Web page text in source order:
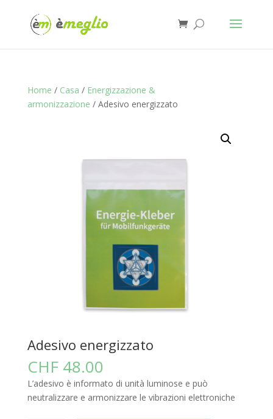
Home / Casa / Energizzazione &
armonizzazione / Adesivo energizzato
Adesivo energizzato
CHF48.00
L’adesivo è informato di unità luminose e può
neutralizzare e armonizzare le vibrazioni elettroniche